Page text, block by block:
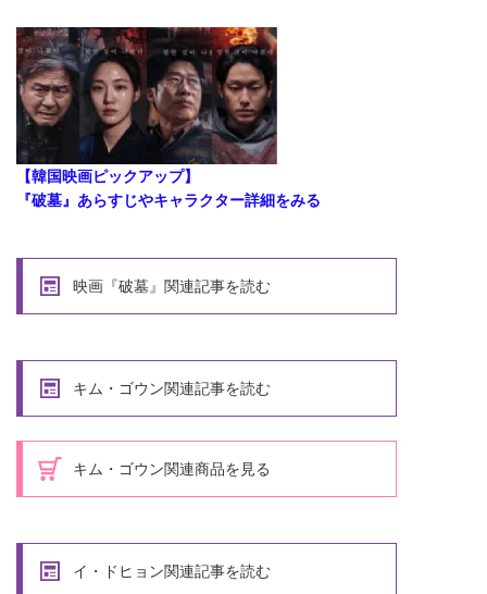
【韓国映画ピックアップ】
『破墓』あらすじやキャラクター詳細をみる
映画『破墓』関連記事を読む
キム・ゴウン関連記事を読む
キム・ゴウン関連商品を見る
イ・ドヒョン関連記事を読む